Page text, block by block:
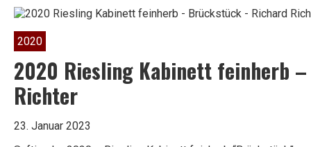
–
Muñoz
2020
2020 Riesling Kabinett feinherb
Richter
23. Januar 2023